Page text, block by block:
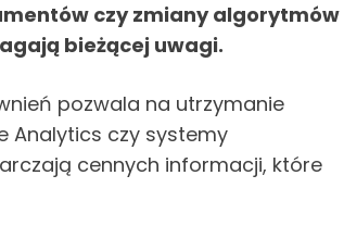
czy zmiany algorytmów
bieżącej uwagi.
pozwala na utrzymanie
Analytics czy systemy
cennych informacji, które